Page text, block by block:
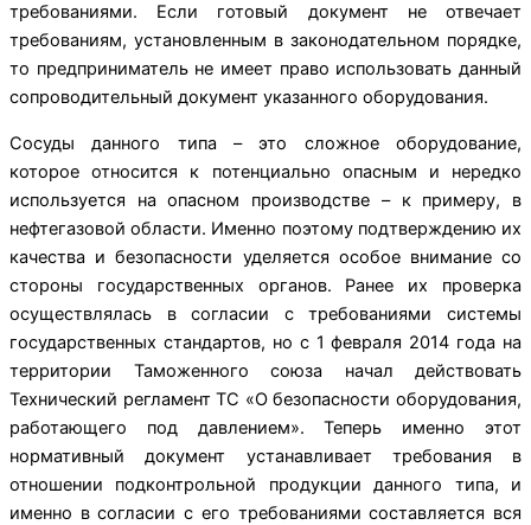
требованиями. Если готовый документ не отвечает
требованиям, установленным в законодательном порядке,
то предприниматель не имеет право использовать данный
сопроводительный документ указанного оборудования.
Сосуды данного типа – это сложное оборудование,
которое относится к потенциально опасным и нередко
используется на опасном производстве – к примеру, в
нефтегазовой области. Именно поэтому подтверждению их
качества и безопасности уделяется особое внимание со
стороны государственных органов. Ранее их проверка
осуществлялась в согласии с требованиями системы
государственных стандартов, но с 1 февраля 2014 года на
территории Таможенного союза начал действовать
Технический регламент ТС «О безопасности оборудования,
работающего под давлением». Теперь именно этот
нормативный документ устанавливает требования в
отношении подконтрольной продукции данного типа, и
именно в согласии с его требованиями составляется вся